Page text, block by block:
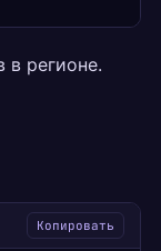
в регионе.
Копировать